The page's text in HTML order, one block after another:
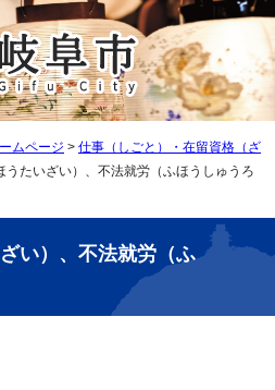
ムページ > 仕事（しごと）・在留資格（ざ
うたいざい）、不法就労（ふほうしゅうろ
い）、不法就労（ふ